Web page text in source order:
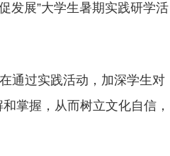
发展”大学生暑期实践研学活
通过实践活动，加深学生对
掌握，从而树立文化自信，